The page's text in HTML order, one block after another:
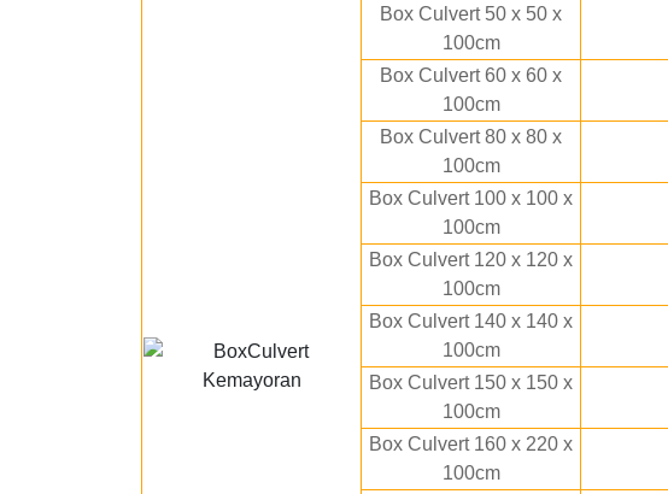
Box Culvert 50 x 50 x
100cm
Box Culvert 60 x 60 x
100cm
Box Culvert 80 x 80 x
100cm
Box Culvert 100 x 100 x
100cm
Box Culvert 120 x 120 x
100cm
Box Culvert 140 x 140 x
100cm
Box Culvert 150 x 150 x
100cm
Box Culvert 160 x 220 x
100cm